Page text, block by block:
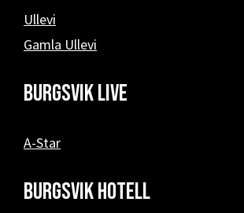
Ullevi
Gamla Ullevi
Burgsvik Live
A-Star
Burgsvik hotell